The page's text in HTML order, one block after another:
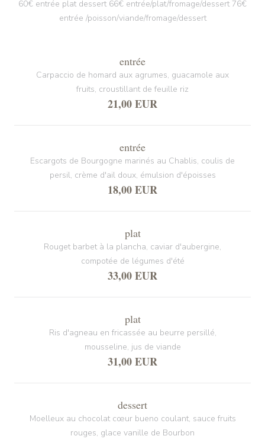
60€ entrée plat dessert 66€ entrée/plat/fromage/dessert 76€
entrée /poisson/viande/fromage/dessert
entrée
Carpaccio de homard aux agrumes, guacamole aux
fruits, croustillant de feuille riz
21,00 EUR
entrée
Escargots de Bourgogne marinés au Chablis, coulis de
persil, crème d'ail doux, émulsion d'époisses
18,00 EUR
plat
Rouget barbet à la plancha, caviar d'aubergine,
compotée de légumes d'été
33,00 EUR
plat
Ris d'agneau en fricassée au beurre persillé,
mousseline, jus de viande
31,00 EUR
dessert
Moelleux au chocolat cœur bueno coulant, sauce fruits
rouges, glace vanille de Bourbon